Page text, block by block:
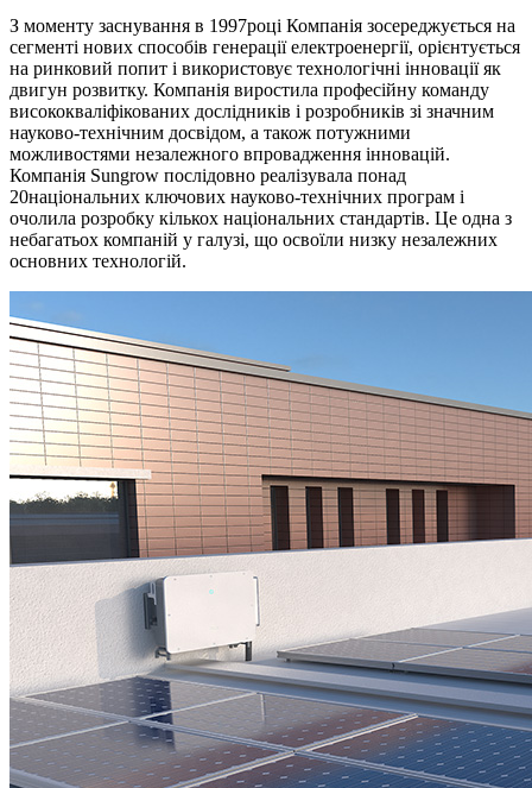
З моменту заснування в 1997році Компанія зосереджується на
сегменті нових способів генерації електроенергії, орієнтується
на ринковий попит і використовує технологічні інновації як
двигун розвитку. Компанія виростила професійну команду
висококваліфікованих дослідників і розробників зі значним
науково-технічним досвідом, а також потужними
можливостями незалежного впровадження інновацій.
Компанія Sungrow послідовно реалізувала понад
20національних ключових науково-технічних програм і
очолила розробку кількох національних стандартів. Це одна з
небагатьох компаній у галузі, що освоїли низку незалежних
основних технологій.